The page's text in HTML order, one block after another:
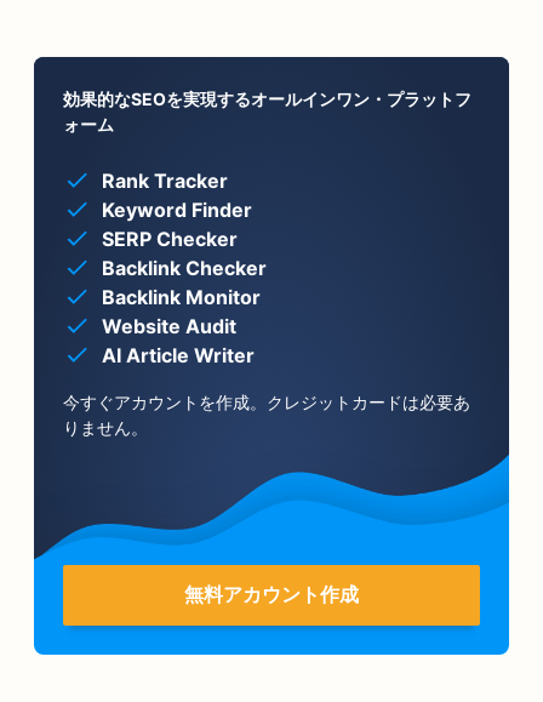
効果的なSEOを実現するオールインワン・プラットフ
ォーム
Rank Tracker
Keyword Finder
SERP Checker
Backlink Checker
Backlink Monitor
Website Audit
AI Article Writer
今すぐアカウントを作成。クレジットカードは必要あ
りません。
無料アカウント作成